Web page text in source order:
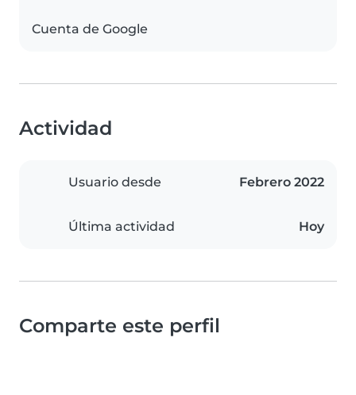
Cuenta de Google
Actividad
Usuario desde Febrero 2022
Última actividad Hoy
Comparte este perfil